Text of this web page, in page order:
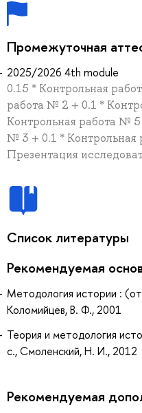
Промежуточная
2025/2026 4th module
0.15 * Контрольная
работа № 2 + 0.1 *
Контрольная работа №
№ 3 + 0.1 * Контрольная
Презентация
Список литературы
Рекомендуемая
Методология истории :
Коломийцев, В. Ф., 2001
Теория и методология
с., Смоленский, Н. И., 2012
Рекомендуемая